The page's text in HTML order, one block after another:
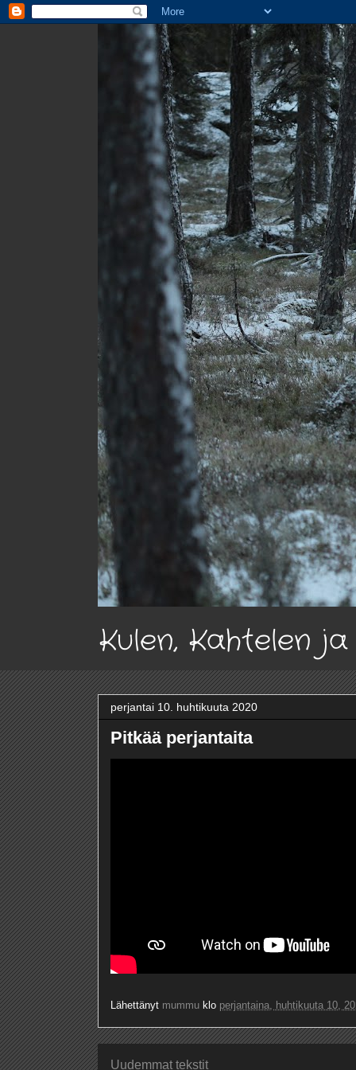
Kulen, Kahtelen ja
perjantai 10. huhtikuuta 2020
Pitkää perjantaita
Lähettänyt mummu klo perjantaina, huhtikuuta 10,
Uudemmat tekstit